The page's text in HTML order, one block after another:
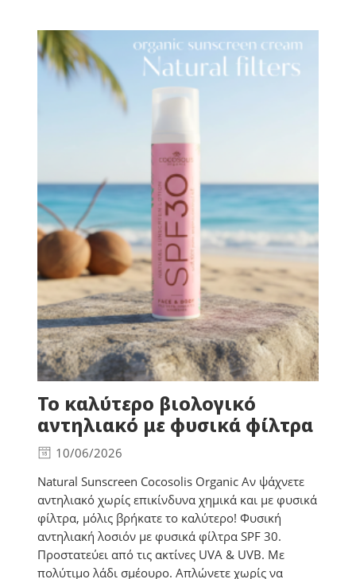
Το καλύτερο βιολογικό
αντηλιακό με φυσικά φίλτρα
10/06/2026
Natural Sunscreen Cocosolis Organic Αν ψάχνετε
αντηλιακό χωρίς επικίνδυνα χημικά και με φυσικά
φίλτρα, μόλις βρήκατε το καλύτερο! Φυσική
αντηλιακή λοσιόν με φυσικά φίλτρα SPF 30.
Προστατεύει από τις ακτίνες UVA & UVB. Με
πολύτιμο λάδι σμέουρο. Απλώνετε χωρίς να